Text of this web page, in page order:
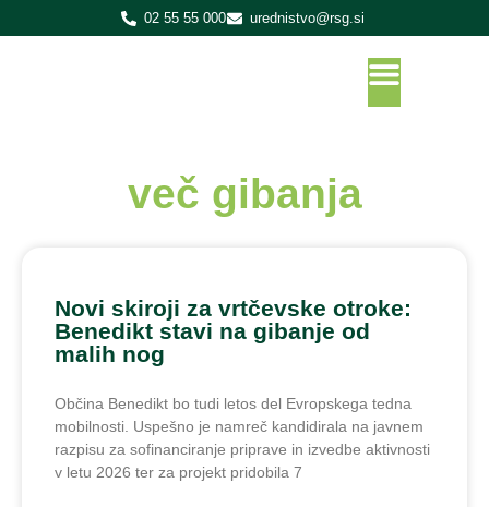
02 55 55 000 urednistvo@rsg.si
več gibanja
Novi skiroji za vrtčevske otroke:
Benedikt stavi na gibanje od
malih nog
Občina Benedikt bo tudi letos del Evropskega tedna
mobilnosti. Uspešno je namreč kandidirala na javnem
razpisu za sofinanciranje priprave in izvedbe aktivnosti
v letu 2026 ter za projekt pridobila 7